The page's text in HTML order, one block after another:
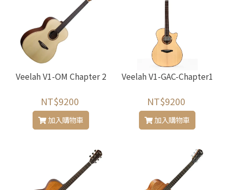
Veelah V1-OM Chapter 2
NT$9200
加入購物車
Veelah V1-GAC-Chapter1
NT$9200
加入購物車